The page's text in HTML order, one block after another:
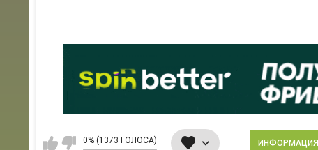
0% (1373 ГОЛОСА) ИНФОРМАЦИЯ